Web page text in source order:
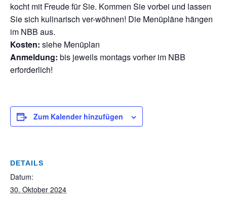
kocht mit Freude für Sie. Kommen Sie vorbei und lassen
Sie sich kulinarisch ver-wöhnen! Die Menüpläne hängen
im NBB aus.
Kosten: siehe Menüplan
Anmeldung: bis jeweils montags vorher im NBB
erforderlich!
Zum Kalender hinzufügen
DETAILS
Datum:
30. Oktober 2024